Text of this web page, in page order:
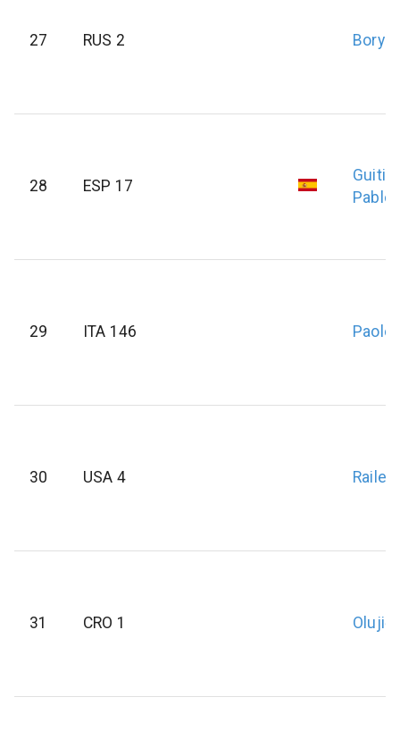
27 RUS 2
28 ESP 17
Pablo
29 ITA 146
30 USA 4 Railey
31 CRO 1 Olujić